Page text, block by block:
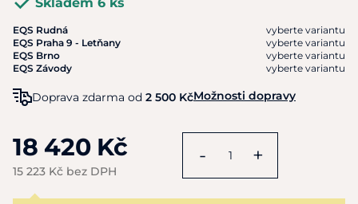
EQS Rudná
vyberte variantu
EQS Praha 9 - Letňany
vyberte variantu
EQS Brno
vyberte variantu
EQS Závody
vyberte variantu
Doprava zdarma od 2 500 KčMožnosti dopravy
18 420 Kč
15 223 Kč bez DPH
- +